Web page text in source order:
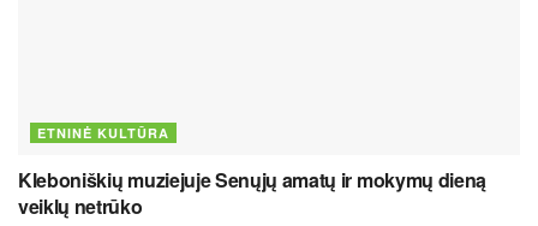
ETNINĖ KULTŪRA
Kleboniškių muziejuje Senųjų amatų ir mokymų dieną
veiklų netrūko